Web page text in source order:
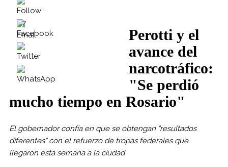
Perotti y el
avance del
narcotráfico:
"Se perdió
mucho tiempo en Rosario"
El gobernador confía en que se obtengan "resultados
diferentes" con el refuerzo de tropas federales que
llegaron esta semana a la ciudad